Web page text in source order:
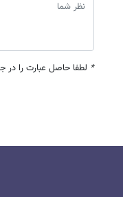
* لطفا حاصل عبارت را در